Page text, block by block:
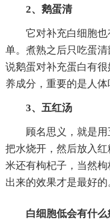
2、鹅蛋清
它对补充白细胞
单。煮熟之后只吃蛋
说鹅蛋对补充蛋白有
养成分，重要的是人体
3、五红汤
顾名思义，就是
把水烧开，然后放入
米还有枸杞子，当然
出来的效果才是最好的
白细胞低会有什么